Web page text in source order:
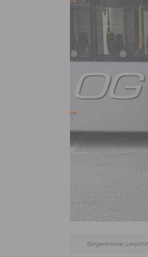
Bürgermeister